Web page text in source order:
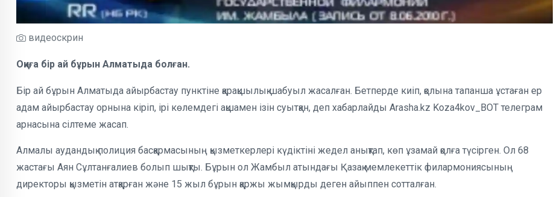
видеоскрин
Оқиға бір ай бұрын Алматыда болған.
Бір ай бұрын Алматыда айырбастау пунктіне қарақшылық шабуыл жасалған. Бетперде киіп, қолына тапанша ұстаған ер
адам айырбастау орнына кіріп, ірі көлемдегі ақшамен ізін суытқан, деп хабарлайды Arasha.kz Koza4kov_BOT телеграм
арнасына сілтеме жасап.
Алмалы аудандық полиция басқармасының қызметкерлері күдіктіні жедел анықтап, көп ұзамай қолға түсірген. Ол 68
жастағы Аян Сұлтанғалиев болып шықты. Бұрын ол Жамбыл атындағы Қазақ мемлекеттік филармониясының
директоры қызметін атқарған және 15 жыл бұрын қаржы жымқырды деген айыппен сотталған.